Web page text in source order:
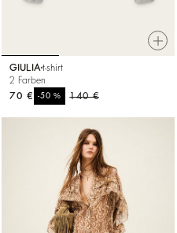
GIULIAt-shirt
2 Farben
140 €
-50%
70 €